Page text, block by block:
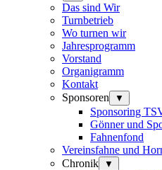
Das sind Wir
Turnbetrieb
Wo turnen wir
Jahresprogramm
Vorstand
Organigramm
Kontakt
Sponsoren
▼
Sponsoring
Gönner und
Fahnenfond
Vereinsfahne und
Chronik
▼